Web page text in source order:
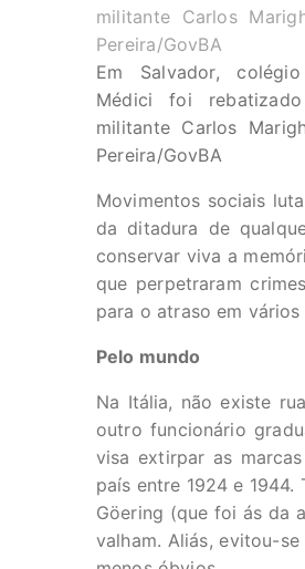
Em Salvador,
Médici foi
militante Carlos
Pereira/GovBA
Movimentos sociais
da ditadura de
conservar viva a
que perpetraram
para o atraso em
Pelo mundo
Na Itália, não existe
outro funcionário
visa extirpar as
país entre 1924 e
Göering (que foi ás da
valham. Aliás, evitou-